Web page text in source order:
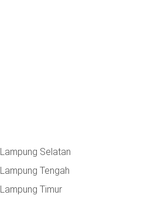
Lampung Selatan
Lampung Tengah
Lampung Timur